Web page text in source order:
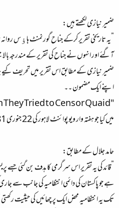
ضمیر نیازی لکھتے ہیں:
”یہ تاریخی تقریر کرکے جناح گورنمنٹ ہاﺅس
آگئے اور انہوں نے جناح کی تقریر کے مندرجہ
ضمیر نیازی کے مطابق اس تقریر میں تحریف
اپنے ایک مضمون ۔۔
"When They Tried to Censor Quaid"
میں کیا جو ہفتہ وار ویو پوائنٹ لاہور کی 22 جنوری 1981ءکی اشاعت میں شامل ہوا۔
حامد جلال کے مطابق:
”قائد کی یہ تقریر اس سرگرمی کا ہدف بن گئی جسے
ہے جو پاکستان کی دائمی انتظامیہ کی جانب سے
تک یہ انتظامیہ محض ایک پرچھائیں کی حیثیت